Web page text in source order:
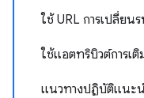
ใช้ URL การเปลี่ย
ใช้แอตทริบิวต์การเ
แนวทางปฏิบัติแนะน